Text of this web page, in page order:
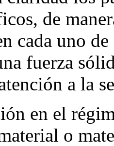
de
cada uno
fuerza
a la
en el
o